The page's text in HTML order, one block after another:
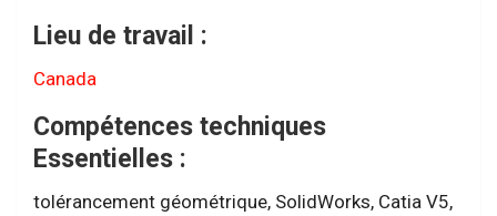
Lieu de travail :
Canada
Compétences techniques
Essentielles :
tolérancement géométrique, SolidWorks, Catia V5,